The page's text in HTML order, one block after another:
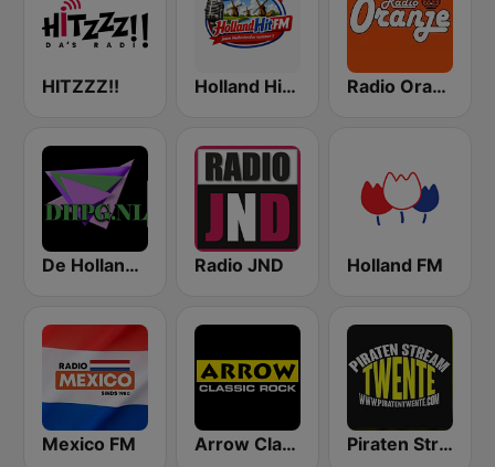
HITZZZ!! Holland Hit FM Radio Oranje
De Hollandse Piraten Gigant Radio JND Holland FM
Mexico FM Arrow Classic Rock Piraten Stream Twente